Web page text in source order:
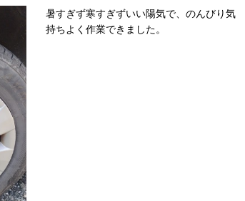
暑すぎず寒すぎずいい陽気で、のんびり気
持ちよく作業できました。